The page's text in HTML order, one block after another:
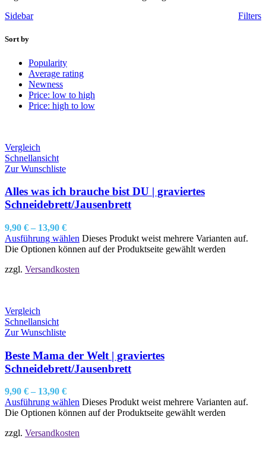
Sidebar
Filters
Sort by
Popularity
Average rating
Newness
Price: low to high
Price: high to low
Vergleich
Schnellansicht
Zur Wunschliste
Alles was ich brauche bist DU | graviertes
Schneidebrett/Jausenbrett
9,90 € – 13,90 €
Ausführung wählen Dieses Produkt weist mehrere Varianten auf.
Die Optionen können auf der Produktseite gewählt werden
zzgl. Versandkosten
Vergleich
Schnellansicht
Zur Wunschliste
Beste Mama der Welt | graviertes
Schneidebrett/Jausenbrett
9,90 € – 13,90 €
Ausführung wählen Dieses Produkt weist mehrere Varianten auf.
Die Optionen können auf der Produktseite gewählt werden
zzgl. Versandkosten